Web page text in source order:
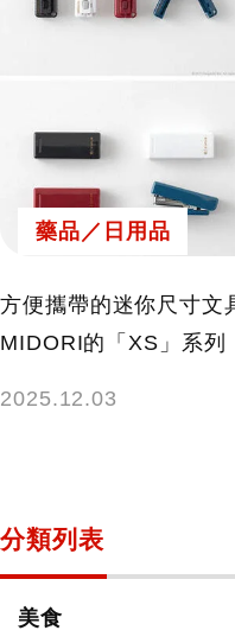
藥品／日用品
方便攜帶的迷你尺寸文
MIDORI的「XS」系列
2025.12.03
分類列表
美食